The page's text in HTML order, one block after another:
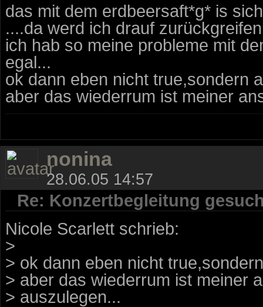
das mit dem erdbeersaft*g* is
....da werd ich drauf
ich hab so meine probleme mit
egal...
ok dann eben nicht true,sondern
aber das wiederrum ist meiner
nonina
28.06.05 14:57
Re: Konzertbegleitung
Nicole Scarlett schrieb:
>
> ok dann eben nicht
> aber das wiederrum ist meiner
> auszulegen...